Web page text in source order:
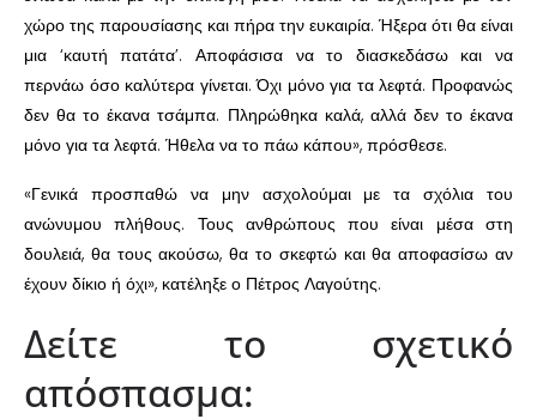
χώρο της παρουσίασης και πήρα την ευκαιρία. Ήξερα ότι θα είναι
μια ‘καυτή πατάτα’. Αποφάσισα να το διασκεδάσω και να
περνάω όσο καλύτερα γίνεται. Όχι μόνο για τα λεφτά. Προφανώς
δεν θα το έκανα τσάμπα. Πληρώθηκα καλά, αλλά δεν το έκανα
μόνο για τα λεφτά. Ήθελα να το πάω κάπου», πρόσθεσε.
«Γενικά προσπαθώ να μην ασχολούμαι με τα σχόλια του
ανώνυμου πλήθους. Τους ανθρώπους που είναι μέσα στη
δουλειά, θα τους ακούσω, θα το σκεφτώ και θα αποφασίσω αν
έχουν δίκιο ή όχι», κατέληξε ο Πέτρος Λαγούτης.
Δείτε το σχετικό
απόσπασμα: